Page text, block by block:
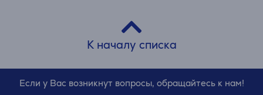
К началу списка
Если у Вас возникнут вопросы, обращайтесь к нам!